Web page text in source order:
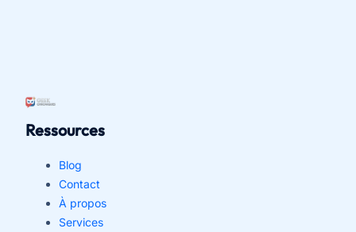
Ressources
Blog
Contact
À propos
Services